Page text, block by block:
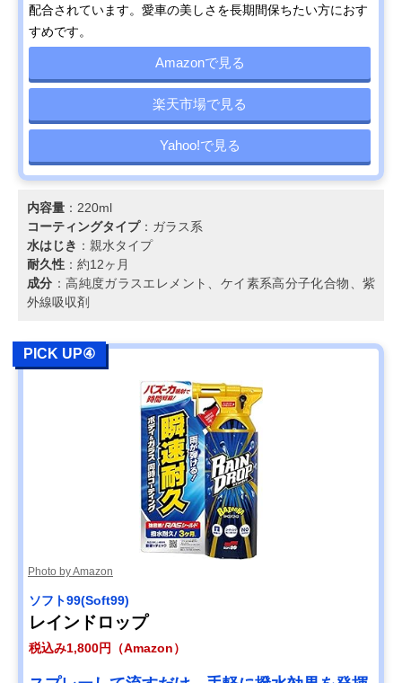
配合されています。愛車の美しさを長期間保ちたい方におす
すめです。
Amazonで見る
楽天市場で見る
Yahoo!で見る
内容量 ：220ml
コーティングタイプ：ガラス系
水はじき ：親水タイプ
耐久性 ：約12ヶ月
成分 ：高純度ガラスエレメント、ケイ素系高分子化合物、紫
外線吸収剤
PICK UP④
Photo by Amazon
ソフト99(Soft99)
レインドロップ
税込み1,800円（Amazon）